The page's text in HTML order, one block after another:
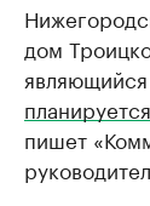
дом
пишет